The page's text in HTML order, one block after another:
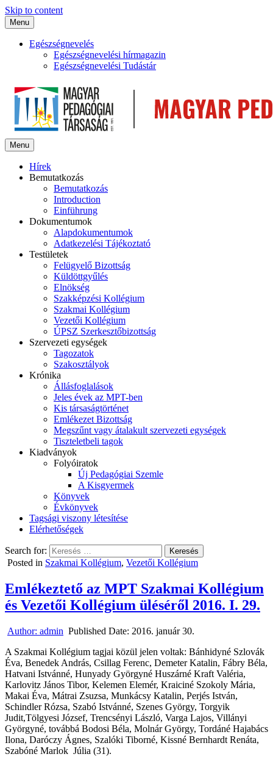
Skip to content
Menu
Egészségnevelés
Egészségnevelési hírmagazin
Egészségnevelési Tudástár
Menu
Hírek
Bemutatkozás
Bemutatkozás
Introduction
Einführung
Dokumentumok
Alapdokumentumok
Adatkezelési Tájékoztató
Testületek
Felügyelő Bizottság
Küldöttgyűlés
Elnökség
Szakképzési Kollégium
Szakmai Kollégium
Vezetői Kollégium
ÚPSZ Szerkesztőbizottság
Szervezeti egységek
Tagozatok
Szakosztályok
Krónika
Állásfoglalások
Jeles évek az MPT-ben
Kis társaságtörténet
Emlékezet Bizottság
Megszűnt vagy átalakult szervezeti egységek
Tiszteletbeli tagok
Kiadványok
Folyóiratok
Új Pedagógiai Szemle
A Kisgyermek
Könyvek
Évkönyvek
Tagsági viszony létesítése
Elérhetőségek
Search for:
Posted in Szakmai Kollégium, Vezetői Kollégium
Emlékeztető az MPT Szakmai Kollégium
és Vezetői Kollégium üléséről 2016. I. 29.
Author: admin Published Date: 2016. január 30.
A Szakmai Kollégium tagjai közül jelen voltak: Bánhidyné Szlovák
Éva, Benedek András, Csillag Ferenc, Demeter Katalin, Fábry Béla,
Hatvani Istvánné, Hunyady Györgyné Huszárné Kraft Valéria,
Karlovitz János Tibor, Kelemen Elemér, Kraiciné Szokoly Mária,
Makai Éva, Mátrai Zsuzsa, Munkácsy Katalin, Perjés István,
Schindler Rózsa, Szabó Istvánné, Szenes György, Torgyik
Judit,Tölgyesi József, Trencsényi László, Varga Lajos, Villányi
Györgyné, továbbá Bodosi Béla, Molnár György, Tordáné Hajabács
Ilona, Daróczy Ágnes, Szalóki Tiborné, Kissné Bernhardt Renáta,
Szabóné Marlok Júlia (31).